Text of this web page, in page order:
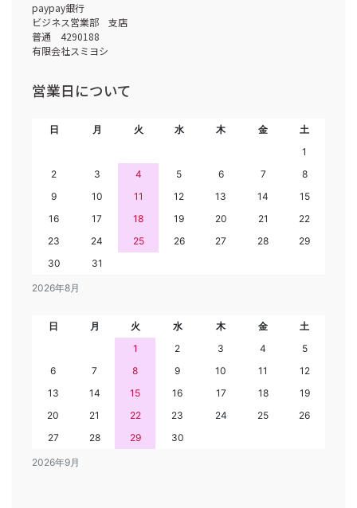
paypay銀行
ビジネス営業部 支店
普通 4290188
有限会社スミヨシ
営業日について
2026年8月
日 月 火 水 木 金
土
1
2
3 4 5 6 7
8
9
10 11 12 13 14
15
16
17 18 19 20 21
22
23
24 25 26 27 28
29
30
31
2026年9月
日 月 火 水 木 金
土
1
2 3 4
5
6
7 8 9 10 11
12
13
14 15 16 17 18
19
20
21 22 23 24 25
26
27
28 29 30